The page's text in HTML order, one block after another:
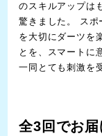
のスキルアップは
驚きました。 スポ
を大切にダーツを
とを、スマートに
一同とても刺激を
全3回でお